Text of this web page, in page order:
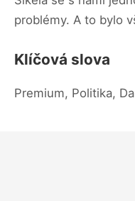
problémy. A to bylo
Klíčová slova
Premium, Politika,